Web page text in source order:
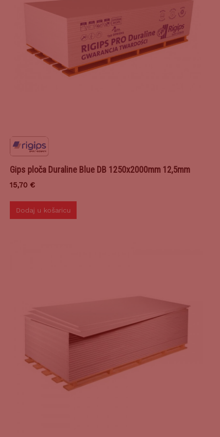
Gips ploča Duraline Blue DB 1250x2000mm 12,5mm
15,70 €
Dodaj u košaricu